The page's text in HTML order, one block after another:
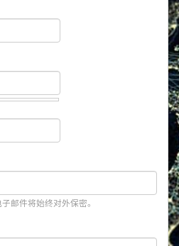
邮件将始终对外保密。